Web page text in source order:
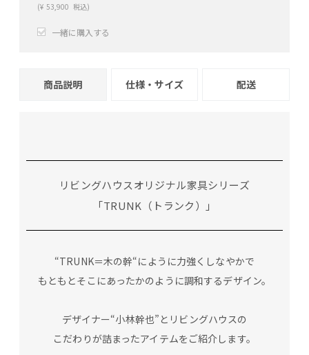
(¥ 53,900 税込)
一緒に購入する
商品説明 仕様・サイズ 配送
リビングハウスオリジナル家具シリーズ
「TRUNK（トランク）」
“TRUNK＝木の幹“にように力強くしなやかで
もともとそこにあったかのように調和するデザイン。
デザイナー“小林幹也”とリビングハウスの
こだわりが詰まったアイテムをご紹介します。